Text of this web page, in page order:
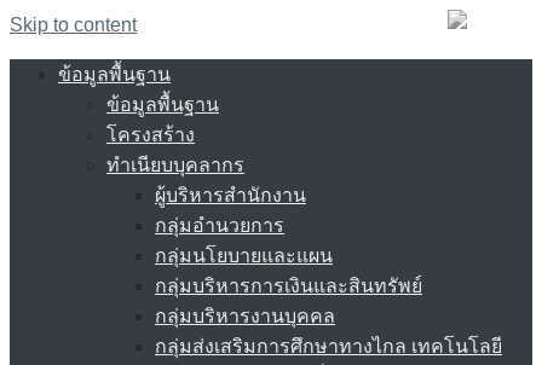
Skip to content
ข้อมูลพื้นฐาน
ข้อมูลพื้นฐาน
โครงสร้าง
ทำเนียบบุคลากร
ผู้บริหารสำนักงาน
กลุ่มอำนวยการ
กลุ่มนโยบายและแผน
กลุ่มบริหารการเงินและสินทรัพย์
กลุ่มบริหารงานบุคคล
กลุ่มส่งเสริมการศึกษาทางไกล เทคโนโลยี